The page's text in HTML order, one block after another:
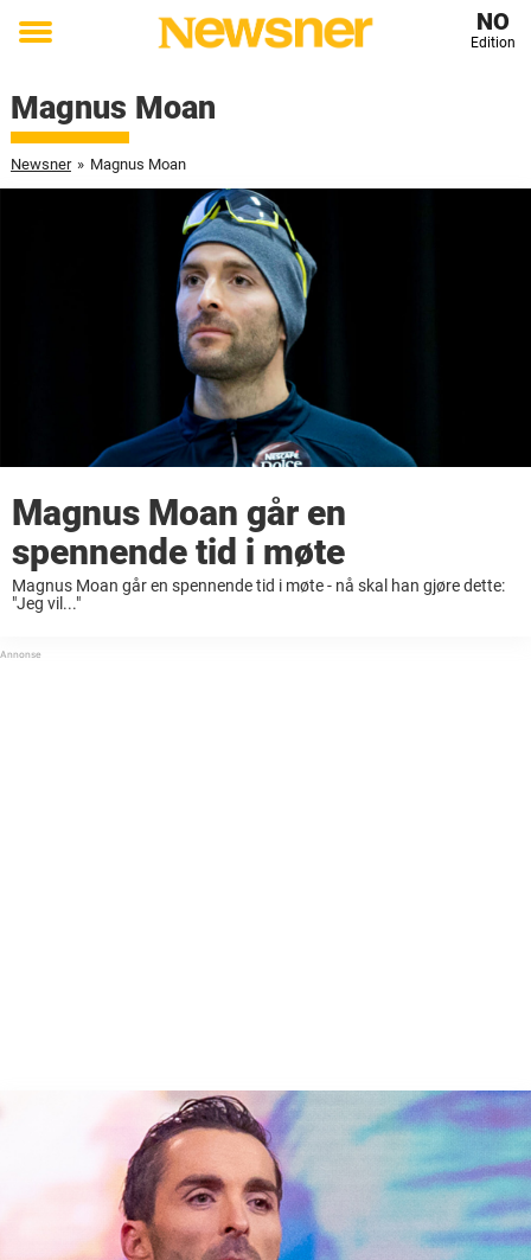
Toggle
NO
Edition
Magnus Moan
Newsner » Magnus Moan
Magnus Moan går en
spennende tid i møte
Magnus Moan går en spennende tid i møte - nå skal han gjøre dette:
"Jeg vil..."